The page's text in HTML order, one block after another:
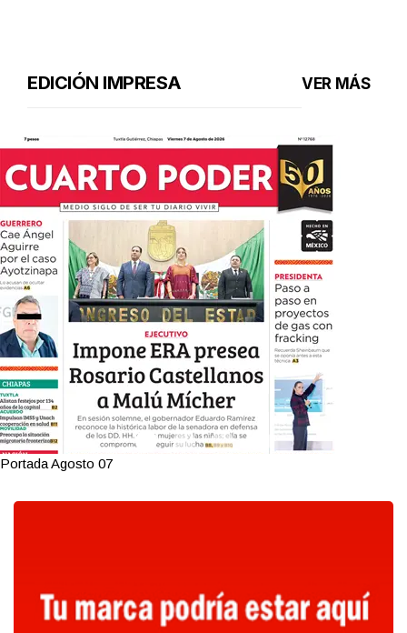
EDICIÓN IMPRESA VER MÁS
Portada Agosto 07